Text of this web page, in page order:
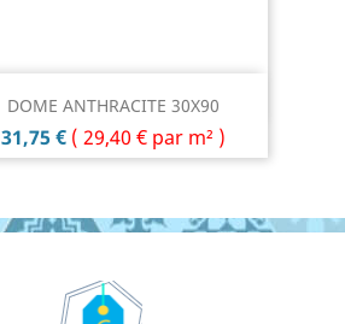
DOME ANTHRACITE 30X90
Prix
31,75 € ( 29,40 € par m² )
 Aperçu rapide